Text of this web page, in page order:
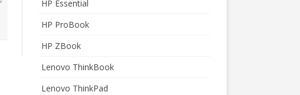
HP Essential
HP ProBook
HP ZBook
Lenovo ThinkBook
Lenovo ThinkPad